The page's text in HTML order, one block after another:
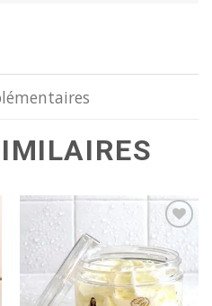
Ajouter
à la
wishlist